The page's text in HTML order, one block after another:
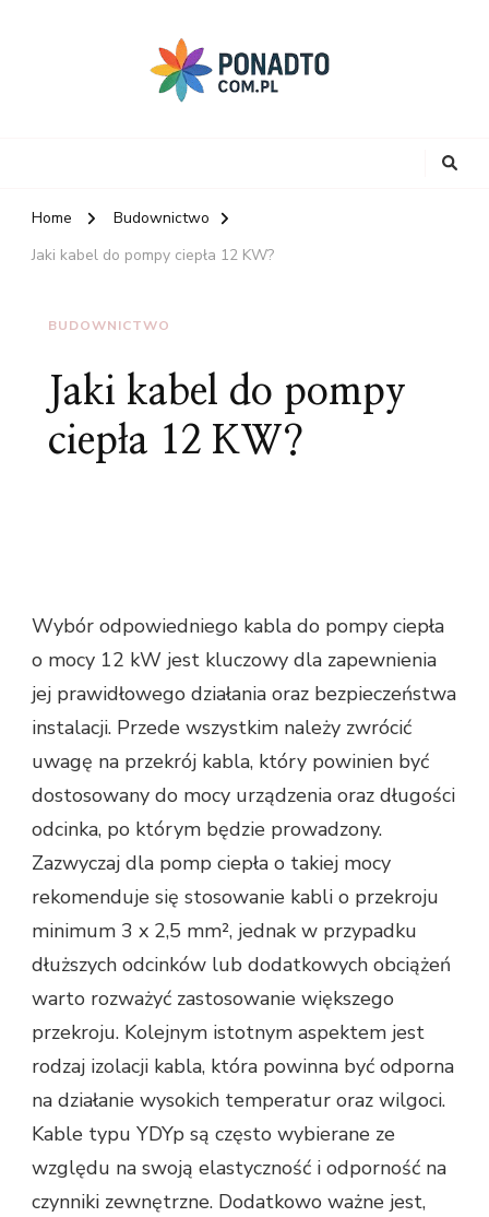
Home
Budownictwo
Jaki kabel do pompy ciepła 12 KW?
BUDOWNICTWO
Jaki kabel do pompy
ciepła 12 KW?
Wybór odpowiedniego kabla do pompy ciepła
o mocy 12 kW jest kluczowy dla zapewnienia
jej prawidłowego działania oraz bezpieczeństwa
instalacji. Przede wszystkim należy zwrócić
uwagę na przekrój kabla, który powinien być
dostosowany do mocy urządzenia oraz długości
odcinka, po którym będzie prowadzony.
Zazwyczaj dla pomp ciepła o takiej mocy
rekomenduje się stosowanie kabli o przekroju
minimum 3 x 2,5 mm², jednak w przypadku
dłuższych odcinków lub dodatkowych obciążeń
warto rozważyć zastosowanie większego
przekroju. Kolejnym istotnym aspektem jest
rodzaj izolacji kabla, która powinna być odporna
na działanie wysokich temperatur oraz wilgoci.
Kable typu YDYp są często wybierane ze
względu na swoją elastyczność i odporność na
czynniki zewnętrzne. Dodatkowo ważne jest,